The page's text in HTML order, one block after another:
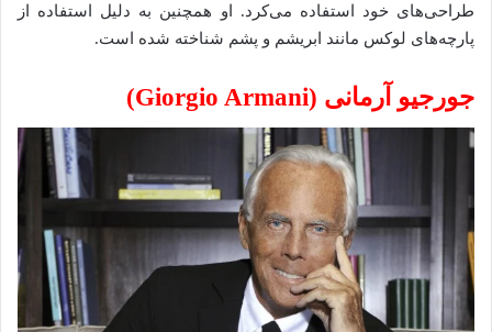
طراحی‌های خود استفاده می‌کرد. او همچنین به دلیل استفاده از
پارچه‌های لوکس مانند ابریشم و پشم شناخته شده است.
جورجیو آرمانی (Giorgio Armani)